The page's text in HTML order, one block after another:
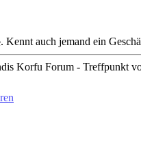
. Kennt auch jemand ein
Korfu Forum - Treffpunkt